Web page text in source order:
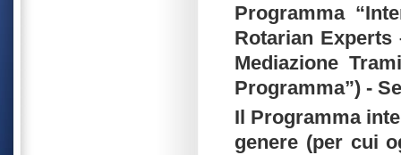
Programma
Rotarian Experts
Mediazione
Programma”) -
Il Programma
genere (per cui